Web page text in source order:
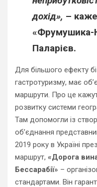
дохід», –
«Фрумушика-
Паларієв.
Для більшого ефекту
гастротуризму, має
маршрути. Про це
розвитку системи
Там допомогли із
об’єднання
2019 року в Україні
маршрут, «Дорога
Бессарабії» –
стандартами. Він